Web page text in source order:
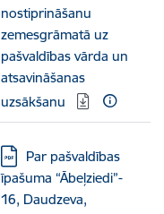
nostiprināšanu
zemesgrāmatā uz
pašvaldības vārda un
atsavināšanas
uzsākšanu
Lejupielādēt:
Par pašvaldības
īpašuma “Ābeļziedi”-
16, Daudzeva,